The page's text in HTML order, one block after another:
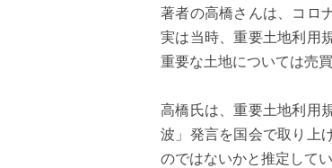
著者の高橋さんは、コロ
実は当時、重要土地利用
重要な土地については売
高橋氏は、重要土地利用
波」発言を国会で取り上
のではないかと推定してい